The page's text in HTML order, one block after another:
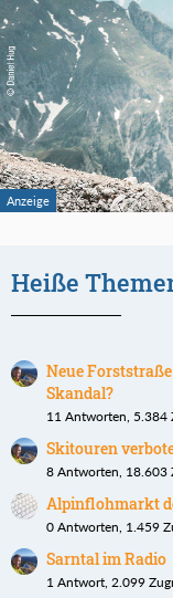
Heiße
Neue
Skandal?
11 Antworten, 5.384
Skitouren
8 Antworten, 18.603
Alpinflohmarkt
0 Antworten, 1.459
Sarntal im Radio
1 Antwort, 2.099